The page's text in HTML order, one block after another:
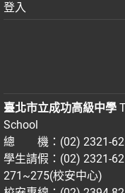
登入
臺北市立成功高級中學
School
總 機：(02) 2321-
學生請假：(02) 2321-
271~275(校安中心)